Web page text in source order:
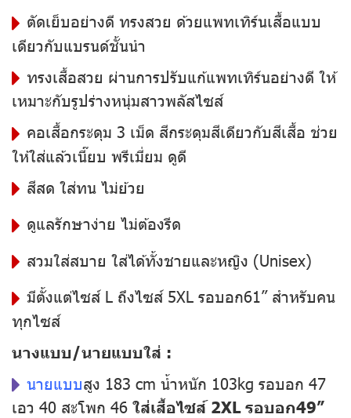
ตัดเย็บอย่างดี ทรงสวย ด้วยแพทเทิร์นเสื้อแบบ
เดียวกับแบรนด์ชั้นนำ
ทรงเสื้อสวย ผ่านการปรับแก้แพทเทิร์นอย่างดี ให้
เหมาะกับรูปร่างหนุ่มสาวพลัสไซส์
คอเสื้อกระดุม 3 เม็ด สีกระดุมสีเดียวกับสีเสื้อ ช่วย
ให้ใส่แล้วเนี๊ยบ พรีเมี่ยม ดูดี
สีสด ใส่ทน ไม่ย้วย
ดูแลรักษาง่าย ไม่ต้องรีด
สวมใส่สบาย ใส่ได้ทั้งชายและหญิง (Unisex)
มีตั้งแต่ไซส์ L ถึงไซส์ 5XL รอบอก61” สำหรับคน
ทุกไซส์
นางแบบ/นายแบบใส่ :
นายแบบสูง 183 cm น้ำหนัก 103kg รอบอก 47
เอว 40 สะโพก 46 ใส่เสื้อไซส์ 2XL รอบอก49”